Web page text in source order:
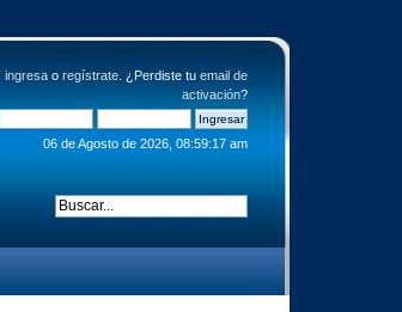
ingresao regístrate. ¿Perdiste tu email de
activación?
06 de Agosto de 2026, 08:59:17 am